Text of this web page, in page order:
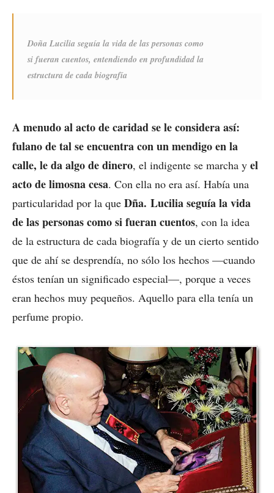
Doña Lucilia seguía la vida de las personas como
si fueran cuentos, entendiendo en profundidad la
estructura de cada biografía
A menudo al acto de caridad se le considera así:
fulano de tal se encuentra con un mendigo en la
calle, le da algo de dinero, el indigente se marcha y el
acto de limosna cesa. Con ella no era así. Había una
particularidad por la que Dña. Lucilia seguía la vida
de las personas como si fueran cuentos, con la idea
de la estructura de cada biografía y de un cierto sentido
que de ahí se desprendía, no sólo los hechos —cuando
éstos tenían un significado especial—, porque a veces
eran hechos muy pequeños. Aquello para ella tenía un
perfume propio.